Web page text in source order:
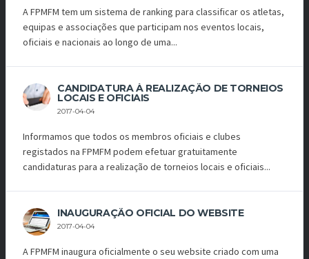
A FPMFM tem um sistema de ranking para classificar os atletas,
equipas e associações que participam nos eventos locais,
oficiais e nacionais ao longo de uma...
CANDIDATURA À REALIZAÇÃO DE TORNEIOS
LOCAIS E OFICIAIS
2017-04-04
Informamos que todos os membros oficiais e clubes
registados na FPMFM podem efetuar gratuitamente
candidaturas para a realização de torneios locais e oficiais...
INAUGURAÇÃO OFICIAL DO WEBSITE
2017-04-04
A FPMFM inaugura oficialmente o seu website criado com uma